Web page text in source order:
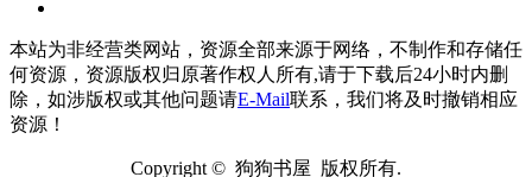
本站为非经营类网站，资源全部来源于网络，不制作和存储任
何资源，资源版权归原著作权人所有,请于下载后24小时内删
除，如涉版权或其他问题请E-Mail联系，我们将及时撤销相应
资源！
Copyright © 狗狗书屋 版权所有.